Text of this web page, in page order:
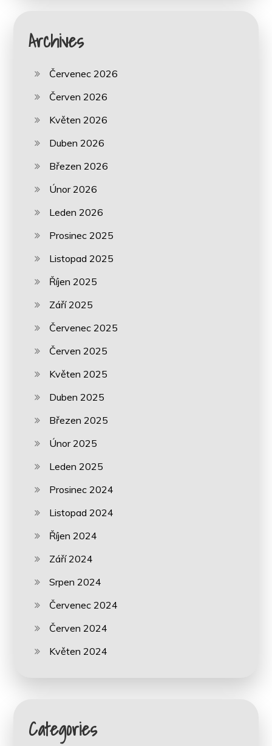
Archives
Červenec 2026
Červen 2026
Květen 2026
Duben 2026
Březen 2026
Únor 2026
Leden 2026
Prosinec 2025
Listopad 2025
Říjen 2025
Září 2025
Červenec 2025
Červen 2025
Květen 2025
Duben 2025
Březen 2025
Únor 2025
Leden 2025
Prosinec 2024
Listopad 2024
Říjen 2024
Září 2024
Srpen 2024
Červenec 2024
Červen 2024
Květen 2024
Categories